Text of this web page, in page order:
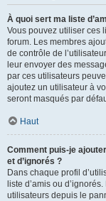
À quoi sert ma liste
Vous pouvez utiliser ces
forum. Les membres
de contrôle de
leur envoyer des
par ces utilisateurs
ajoutez un utilisateur à
seront masqués par
Haut
Comment puis-je
et d’ignorés ?
Dans chaque profil
liste d’amis ou
utilisateurs depuis le